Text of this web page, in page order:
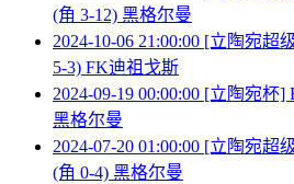
(角 3-12) 黑格尔曼
2024-10-06 21:00:00 [立陶宛超
5-3) FK迪祖戈斯
2024-09-19 00:00:00 [立陶宛杯
黑格尔曼
2024-07-20 01:00:00 [立陶宛超
(角 0-4) 黑格尔曼